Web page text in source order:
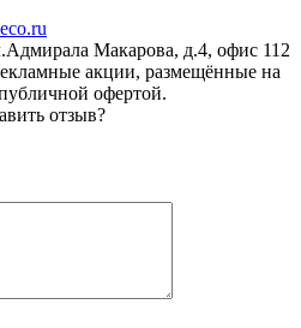
Макарова, д.4, офис 112
акции, размещённые на
офертой.
отзыв?